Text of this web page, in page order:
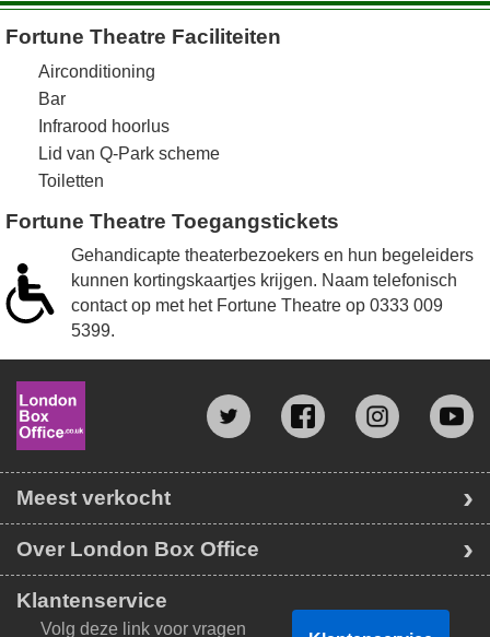
Fortune Theatre Faciliteiten
Airconditioning
Bar
Infrarood hoorlus
Lid van Q-Park scheme
Toiletten
Fortune Theatre Toegangstickets
Gehandicapte theaterbezoekers en hun begeleiders
kunnen kortingskaartjes krijgen. Naam telefonisch
contact op met het Fortune Theatre op 0333 009
5399.
Meest verkocht
Over London Box Office
Klantenservice
Volg deze link voor vragen